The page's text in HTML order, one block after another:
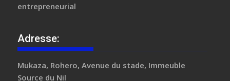
entrepreneurial
Adresse:
Mukaza, Rohero, Avenue du stade, Immeuble
Source du Nil